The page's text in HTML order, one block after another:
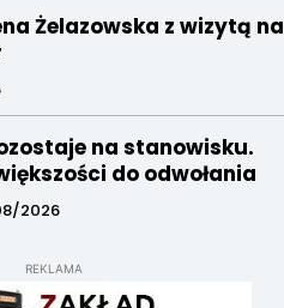
Żelazowska z wizytą na
na stanowisku.
do odwołania
2026
REKLAMA